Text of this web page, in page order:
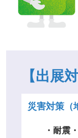
【出展
災害対策（
・耐震